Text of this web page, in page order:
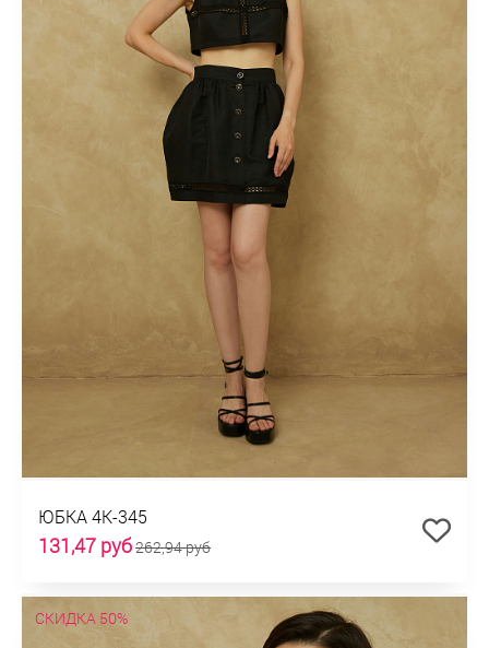
ЮБКА 4К-345
131,47 руб262,94 руб
СКИДКА 50%